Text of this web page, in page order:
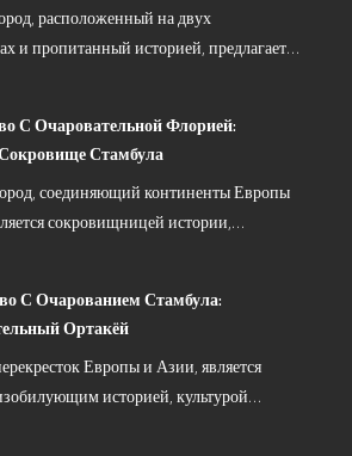
расположенный на двух
и пропитанный историей, предлагает…
С Очаровательной Флорией:
Стамбула
соединяющий континенты Европы
сокровищницей истории,…
С Очарованием Стамбула:
Ортакёй
Европы и Азии, является
историей, культурой…